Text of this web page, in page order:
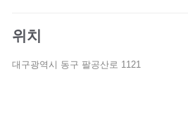
위치
대구광역시 동구 팔공산로 1121